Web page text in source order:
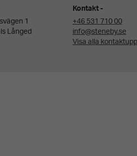
1
Långed
Kontakt
+46 531 710 00
info@steneby.se
Visa alla